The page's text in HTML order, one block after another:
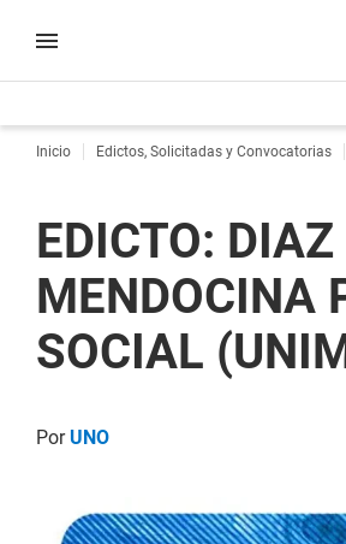
Inicio Edictos, Solicitadas y Convocatorias
EDICTO:
MENDOCINA
SOCIAL
PorUNO